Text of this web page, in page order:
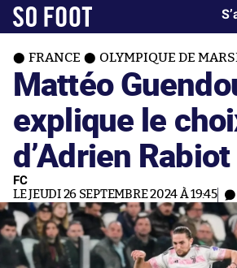
FRANCE OLYMPIQUE DE
Mattéo
explique le
d’Adrien Rabiot
FC
LE JEUDI 26 SEPTEMBRE 2024 À 19:45